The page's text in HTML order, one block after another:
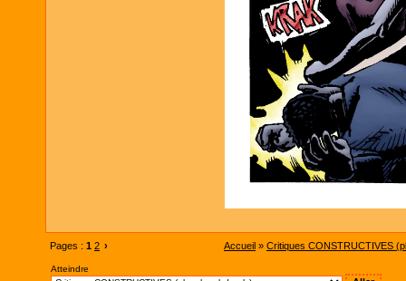
Pages : 1 2 › Accueil » Critiques CONSTRUCTIVES
Atteindre